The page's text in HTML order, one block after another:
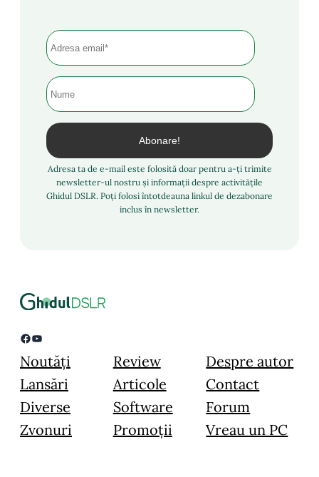
Adresa ta de e-mail este folosită doar pentru a-ți trimite
newsletter-ul nostru și informații despre activitățile
Ghidul DSLR. Poți folosi întotdeauna linkul de dezabonare
inclus în newsletter.
Facebook YouTube
Noutăți
Lansări
Diverse
Zvonuri
Review
Articole
Software
Promoții
Despre autor
Contact
Forum
Vreau un PC